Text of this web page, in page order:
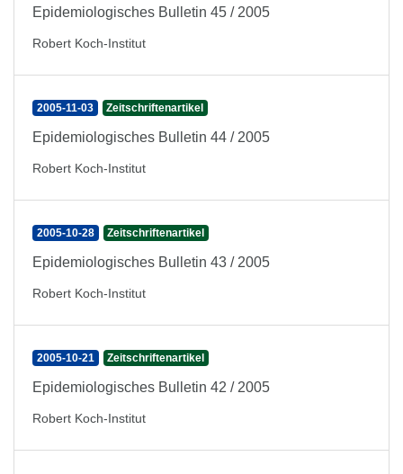
Epidemiologisches Bulletin 45 / 2005
Robert Koch-Institut
2005-11-03 Zeitschriftenartikel
Epidemiologisches Bulletin 44 / 2005
Robert Koch-Institut
2005-10-28 Zeitschriftenartikel
Epidemiologisches Bulletin 43 / 2005
Robert Koch-Institut
2005-10-21 Zeitschriftenartikel
Epidemiologisches Bulletin 42 / 2005
Robert Koch-Institut